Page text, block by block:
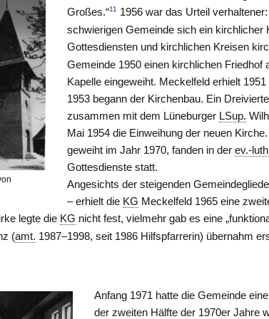
Großes.“11
1956 war das Urteil
schwierigen Gemeinde sich ein kirchlicher
Gottesdiensten und kirchlichen Kreisen
Gemeinde 1950 einen kirchlichen Friedhof
Kapelle eingeweiht. Meckelfeld erhielt
1953 begann der Kirchenbau. Ein
zusammen mit dem Lüneburger LSup.
Mai 1954 die Einweihung der neuen
geweiht im Jahr 1970, fanden in derev.-
Gottesdienste statt.
Angesichts der steigenden
– erhielt die KG Meckelfeld 1965 eine
legte die KG nicht fest, vielmehr gab es eine
(amt. 1987–1998, seit 1986 Hilfspfarrerin) übernahm
Anfang 1971 hatte die Gemeinde
der zweiten Hälfte der 1970er Jahre